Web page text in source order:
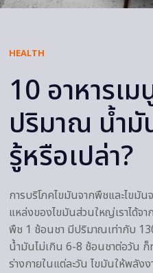
HEALTH
10 อาหารเ
ปริมาณ น้ำมั
รู้หรือเปล่า?
การบริโภคไขมันจากพืชและไขมัน
แหล่งของไขมันส่วนใหญ่เราได้จ
พืช 1 ช้อนชา มีปริมาณเท่ากับ
น้ำมันไม่เกิน 6-8 ช้อนชาต่อวัน
ร่างกายในแต่ละวัน ไขมันให้พลัง